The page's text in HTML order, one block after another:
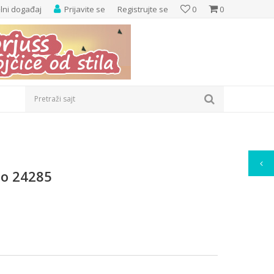
0
0
Prijavite se Registrujte se
događaj
Pretraži sajt
24285